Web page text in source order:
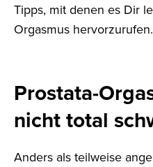
Tipps, mit denen es Dir
Orgasmus hervorzurufen.
Prostata-
nicht total
Anders als teilweise